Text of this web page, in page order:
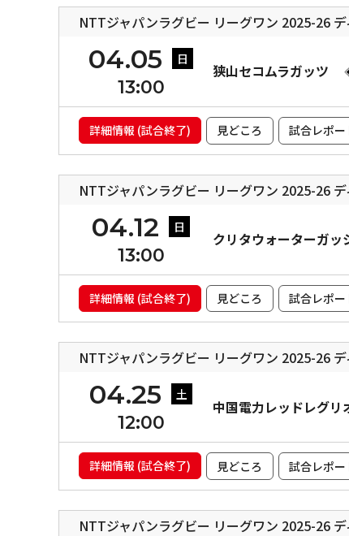
NTTジャパンラグビー リーグワン 2025-26
04.05 日
13:00
狭山セコムラガッツ
詳細情報 (試合終了) 見どころ 試合レポー
NTTジャパンラグビー リーグワン 2025-26
04.12 日
13:00
クリタウォーターガッ
詳細情報 (試合終了) 見どころ 試合レポー
NTTジャパンラグビー リーグワン 2025-26
04.25 土
12:00
中国電力レッドレグリ
詳細情報 (試合終了) 見どころ 試合レポー
NTTジャパンラグビー リーグワン 2025-26